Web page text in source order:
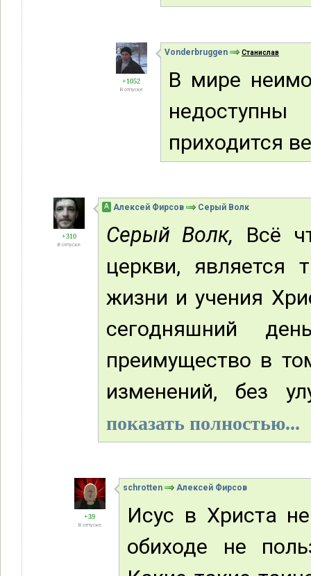
+1052
В отпуске
Vonderbruggen Станислав
В мире
приходится
+310
В отпуске
А Алексей Фирсов Серый Волк
Серый Волк, Всё
церкви, является
жизни и учения
сегодняшний
преимущество в
изменений, без
показать полностью...
+39
В отпуске
schrotten Алексей Фирсов
Исус в Христа
обиходе не